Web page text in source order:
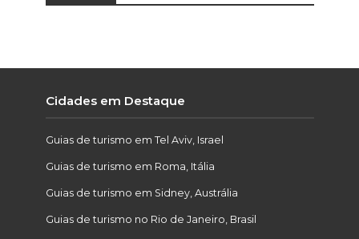
Cidades em Destaque
Guias de turismo em Tel Aviv, Israel
Guias de turismo em Roma, Itália
Guias de turismo em Sidney, Austrália
Guias de turismo no Rio de Janeiro, Brasil